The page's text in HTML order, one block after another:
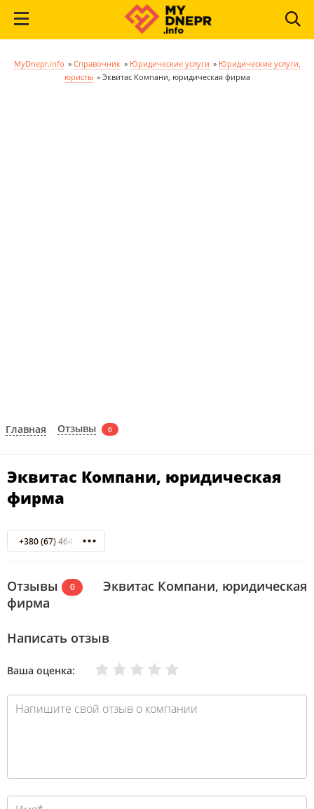
MyDnepr.info » Справочник » Юридические услуги » Юридические услуги,
юристы » Эквитас Компани, юридическая фирма
Главная Отзывы 0
Эквитас Компани, юридическая
фирма
+380 (67) 464-36-09
Отзывы 0
Эквитас Компани, юридическая
фирма
Написать отзыв
Ваша оценка: Отлично
Хорошо
Нормально
Плохо
Очень плохо